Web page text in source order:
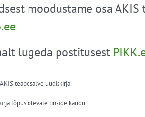
Stockholm – Tallinn
moodustame osa AKIS
lugeda postitusest
teabesalve uudiskirja.
lõpus olevate linkide kaudu.